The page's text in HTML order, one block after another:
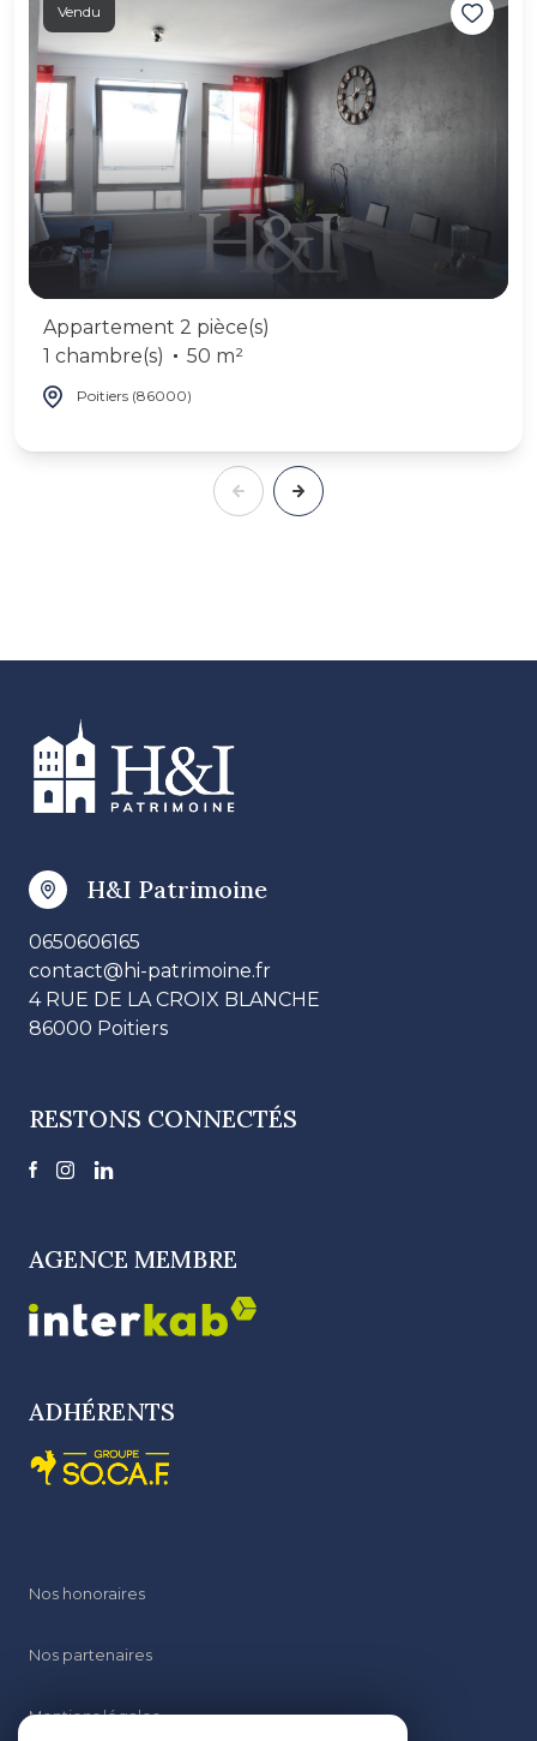
Vendu
Appartement 2 pièce(s)
1 chambre(s)
50 m²
Poitiers (86000)
H&I Patrimoine
0650606165
contact@hi-patrimoine.fr
4 RUE DE LA CROIX BLANCHE
86000 Poitiers
RESTONS CONNECTÉS
AGENCE MEMBRE
ADHÉRENTS
Nos honoraires
Nos partenaires
Mentions légales